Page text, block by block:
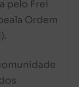
pelo Frei
Ordem